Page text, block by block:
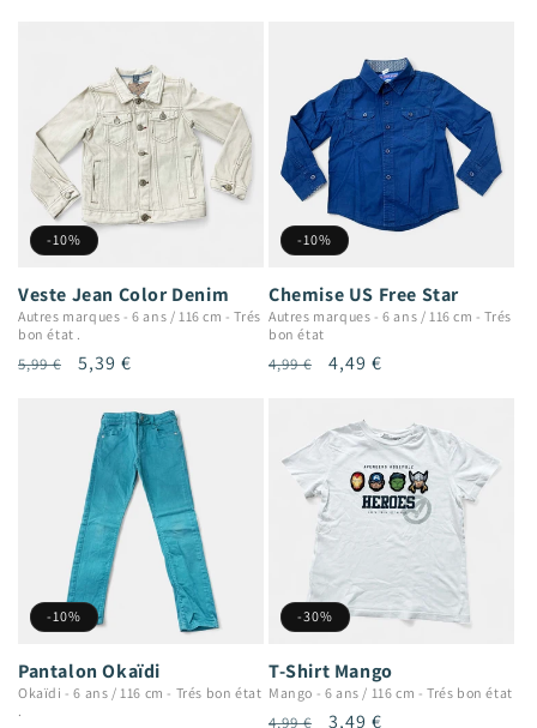
-10%
Veste Jean Color Denim
Autres marques -6 ans / 116 cm -Trés
bon état .
Prix
5,99 €
Prix
5,39 €
-10%
Chemise US Free Star
Autres marques -6 ans / 116 cm -Trés
bon état
Prix
4,99 €
Prix
4,49 €
-10%
Pantalon Okaïdi
Okaïdi -6 ans / 116 cm - Trés bon état
-30%
T-Shirt Mango
Mango - 6 ans / 116 cm -Trés bon état
Prix
4,99 €
Prix
3,49 €